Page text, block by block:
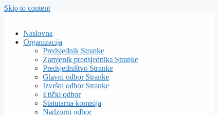
Skip to content
Naslovna
Organizacija
Predsjednik Stranke
Zamjenik predsjednika Stranke
Predsjedništvo Stranke
Glavni odbor Stranke
Izvršni odbor Stranke
Etički odbor
Statutarna komisija
Nadzorni odbor